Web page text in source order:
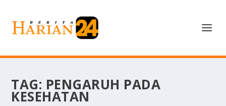
TAG: PENGARUH PADA
KESEHATAN